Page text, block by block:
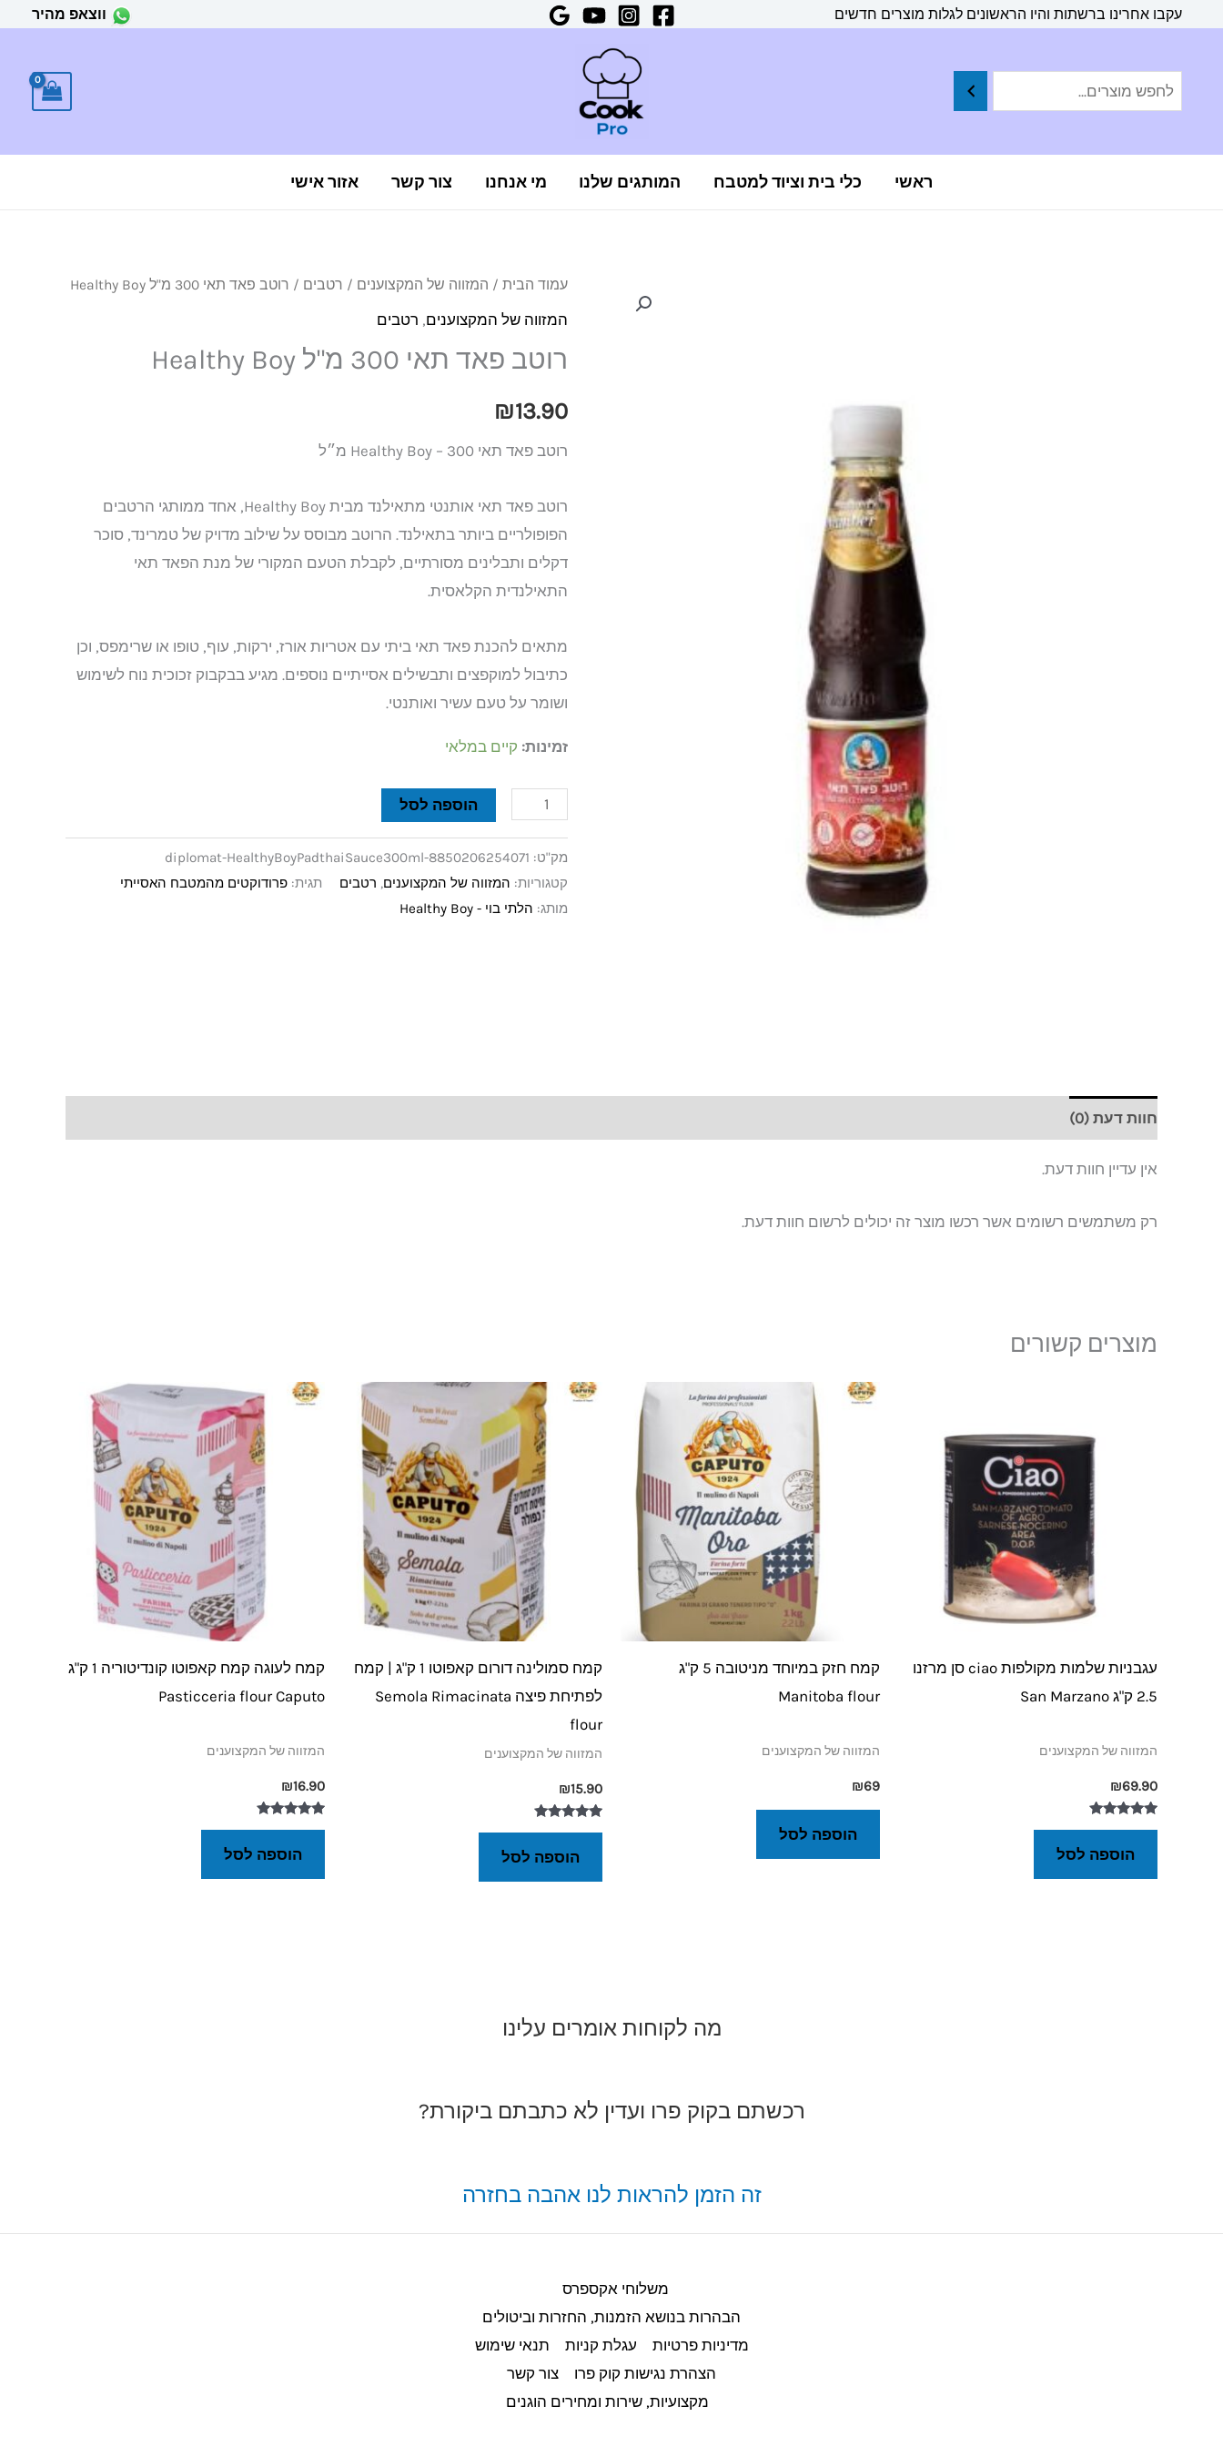
עקבו אחרינו ברשתות והיו הראשונים לגלות מוצרים חדשים ווצאפ מהיר
ראשי כלי בית וציוד למטבח המותגים שלנו מי אנחנו צור קשר אזור אישי
עמוד הבית / המזווה של המקצוענים / רטבים / רוטב פאד תאי 300 מ"ל Healthy Boy
המזווה של המקצוענים, רטבים
רוטב פאד תאי 300 מ"ל Healthy Boy
₪13.90
רוטב פאד תאי Healthy Boy – 300 מ״ל
רוטב פאד תאי אותנטי מתאילנד מבית Healthy Boy, אחד ממותגי הרטבים
הפופולריים ביותר בתאילנד. הרוטב מבוסס על שילוב מדויק של טמרינד, סוכר
דקלים ותבלינים מסורתיים, לקבלת הטעם המקורי של מנת הפאד תאי
התאילנדית הקלאסית.
מתאים להכנת פאד תאי ביתי עם אטריות אורז, ירקות, עוף, טופו או שרימפס, וכן
כתיבול למוקפצים ותבשילים אסייתיים נוספים. מגיע בבקבוק זכוכית נוח לשימוש
ושומר על טעם עשיר ואותנטי.
זמינות: קיים במלאי
כמות
של
פאד
300
מ"ל
Boy
הוספה לסל
מק"ט: diplomat-HealthyBoyPadthaiSauce300ml-8850206254071
קטגוריות: המזווה של המקצוענים, רטבים תגית: פרודוקטים מהמטבח האסייתי
מותג: הלתי בוי - Healthy Boy
חוות דעת (0)
אין עדיין חוות דעת.
רק משתמשים רשומים אשר רכשו מוצר זה יכולים לרשום חוות דעת.
מוצרים קשורים
עגבניות שלמות מקולפות ciao סן מרזנו
2.5 ק"ג San Marzano
המזווה של המקצוענים
₪69.90
דורג
מתוך 5הוספה לסל
קמח חזק במיוחד מניטובה 5 ק"ג
Manitoba flour
המזווה של המקצוענים
₪69
הוספה לסל
קמח סמולינה דורום קאפוטו 1 ק"ג | קמח
לפתיחת פיצה Semola Rimacinata
flour
המזווה של המקצוענים
₪15.90
דורג
מתוך 5הוספה לסל
קמח לעוגה קמח קאפוטו קונדיטוריה 1 ק"ג
Pasticceria flour Caputo
המזווה של המקצוענים
₪16.90
דורג
מתוך 5הוספה לסל
מה לקוחות אומרים עלינו
רכשתם בקוק פרו ועדין לא כתבתם ביקורת?
זה הזמן להראות לנו אהבה בחזרה
משלוחי אקספרס
הבהרות בנושא הזמנות, החזרות וביטולים​
מדיניות פרטיות
עגלת קניות
תנאי שימוש
הצהרת נגישות קוק פרו
צור קשר
מקצועיות, שירות ומחירים הוגנים